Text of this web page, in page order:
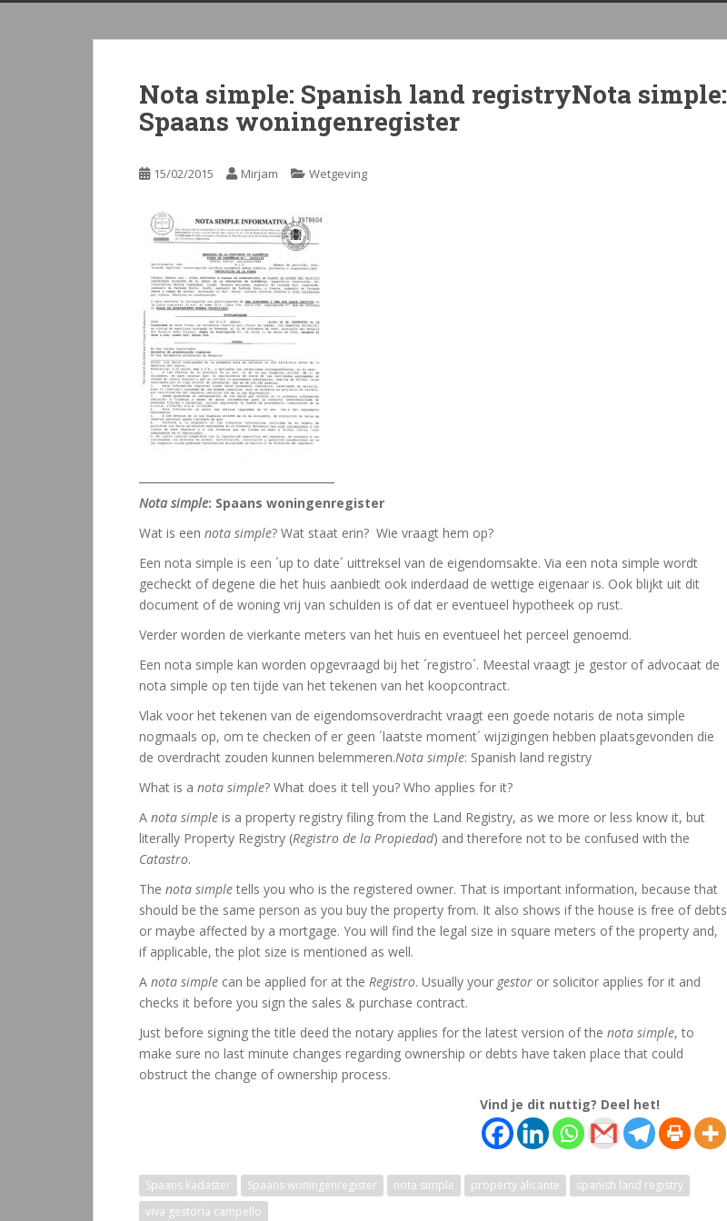
Nota simple: Spanish land registryNota simple:
Spaans woningenregister
15/02/2015 Mirjam Wetgeving
Nota simple: Spaans woningenregister
Wat is een nota simple? Wat staat erin? Wie vraagt hem op?
Een nota simple is een ´up to date´ uittreksel van de eigendomsakte. Via een nota simple wordt
gecheckt of degene die het huis aanbiedt ook inderdaad de wettige eigenaar is. Ook blijkt uit dit
document of de woning vrij van schulden is of dat er eventueel hypotheek op rust.
Verder worden de vierkante meters van het huis en eventueel het perceel genoemd.
Een nota simple kan worden opgevraagd bij het ´registro´. Meestal vraagt je gestor of advocaat de
nota simple op ten tijde van het tekenen van het koopcontract.
Vlak voor het tekenen van de eigendomsoverdracht vraagt een goede notaris de nota simple
nogmaals op, om te checken of er geen ´laatste moment´ wijzigingen hebben plaatsgevonden die
de overdracht zouden kunnen belemmeren.Nota simple: Spanish land registry
What is a nota simple? What does it tell you? Who applies for it?
A nota simple is a property registry filing from the Land Registry, as we more or less know it, but
literally Property Registry (Registro de la Propiedad) and therefore not to be confused with the
Catastro.
The nota simple tells you who is the registered owner. That is important information, because that
should be the same person as you buy the property from. It also shows if the house is free of debts
or maybe affected by a mortgage. You will find the legal size in square meters of the property and,
if applicable, the plot size is mentioned as well.
A nota simple can be applied for at the Registro. Usually your gestor or solicitor applies for it and
checks it before you sign the sales & purchase contract.
Just before signing the title deed the notary applies for the latest version of the nota simple, to
make sure no last minute changes regarding ownership or debts have taken place that could
obstruct the change of ownership process.
Vind je dit nuttig? Deel het!
Spaans kadaster Spaans woningenregister nota simple property alicante
spanish land registry
viva gestoria campello